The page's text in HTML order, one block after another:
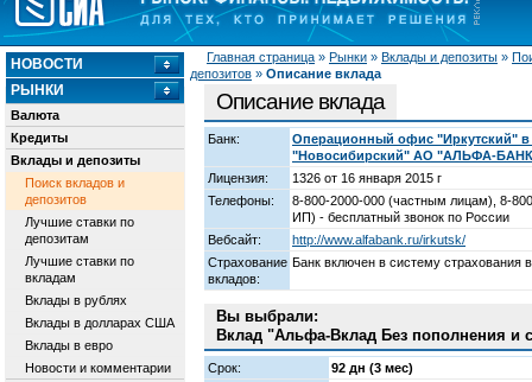
Главная страница » Рынки » Вклады и депозиты »
депозитов » Описание вклада
НОВОСТИ
РЫНКИ
Валюта
Кредиты
Вклады и депозиты
Поиск вкладов и
депозитов
Лучшие ставки по
депозитам
Лучшие ставки по
вкладам
Вклады в рублях
Вклады в долларах США
Вклады в евро
Новости и комментарии
Описание вклада
Банк:
Операционный офис "Иркутский" в
"Новосибирский" АО "АЛЬФА-
Лицензия:
1326 от 16 января 2015 г
Телефоны:
8-800-2000-000 (частным лицам), 8-
ИП) - бесплатный звонок по России
Вебсайт:
http://www.alfabank.ru/irkutsk/
Страхование
вкладов:
Банк включен в систему страхования
Вы выбрали:
Вклад "Альфа-Вклад Без пополнения и
Срок:
92 дн (3 мес)